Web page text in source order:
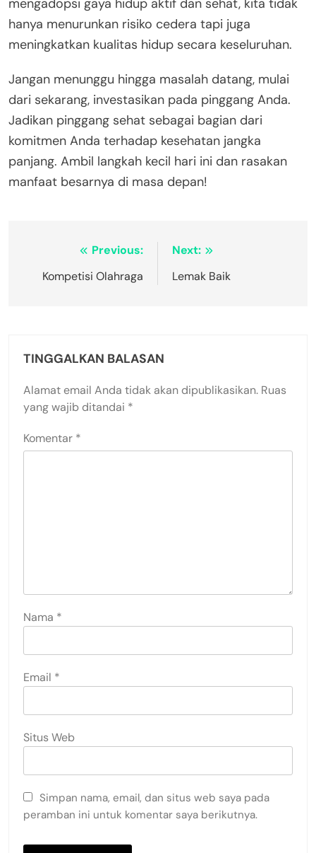
mengadopsi gaya hidup aktif dan sehat, kita tidak
hanya menurunkan risiko cedera tapi juga
meningkatkan kualitas hidup secara keseluruhan.
Jangan menunggu hingga masalah datang, mulai
dari sekarang, investasikan pada pinggang Anda.
Jadikan pinggang sehat sebagai bagian dari
komitmen Anda terhadap kesehatan jangka
panjang. Ambil langkah kecil hari ini dan rasakan
manfaat besarnya di masa depan!
Navigasi
pos
Previous:
Kompetisi Olahraga
Next:
Lemak Baik
TINGGALKAN BALASAN
Alamat email Anda tidak akan dipublikasikan. Ruas
yang wajib ditandai *
Komentar *
Nama *
Email *
Situs Web
Simpan nama, email, dan situs web saya pada
peramban ini untuk komentar saya berikutnya.